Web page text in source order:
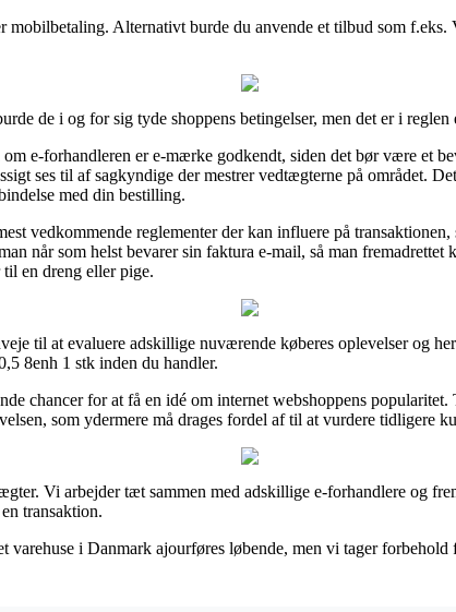
mobilbetaling. Alternativt burde du anvende et tilbud som f.eks.
de i og for sig tyde shoppens betingelser, men det er i reglen
e-forhandleren er e-mærke godkendt, siden det bør være et
ses til af sagkyndige der mestrer vedtægterne på området.
med din bestilling.
vedkommende reglementer der kan influere på
når som helst bevarer sin faktura e-mail, så man
en dreng eller pige.
til at evaluere adskillige nuværende køberes oplevelser og
8enh 1 stk inden du handler.
chancer for at få en idé om internet webshoppens
som ydermere må drages fordel af til at vurdere tidligere
Vi arbejder tæt sammen med adskillige e-forhandlere og
transaktion.
varehuse i Danmark ajourføres løbende, men vi tager